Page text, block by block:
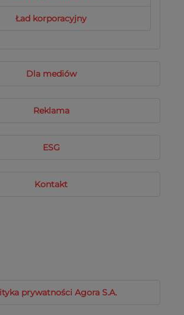
Ład korporacyjny
Dla mediów
Reklama
ESG
Kontakt
prywatności Agora S.A.